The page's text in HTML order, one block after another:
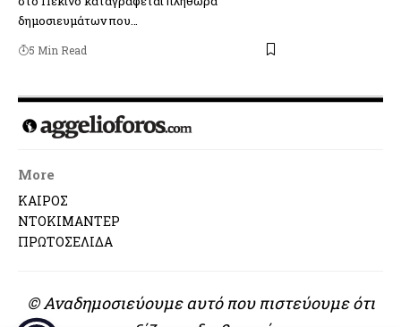
δημοσιευμάτων που…
5 Min Read
More
ΚΑΙΡΟΣ
ΝΤΟΚΙΜΑΝΤΕΡ
ΠΡΩΤΟΣΕΛΙΔΑ
© Αναδημοσιεύουμε αυτό που πιστεύουμε ότι